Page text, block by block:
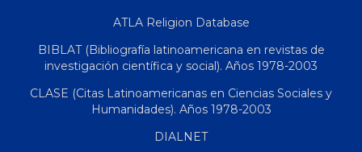
ATLA Religion Database
BIBLAT (Bibliografía latinoamericana en revistas de
investigación científica y social). Años 1978-2003
CLASE (Citas Latinoamericanas en Ciencias Sociales y
Humanidades). Años 1978-2003
DIALNET